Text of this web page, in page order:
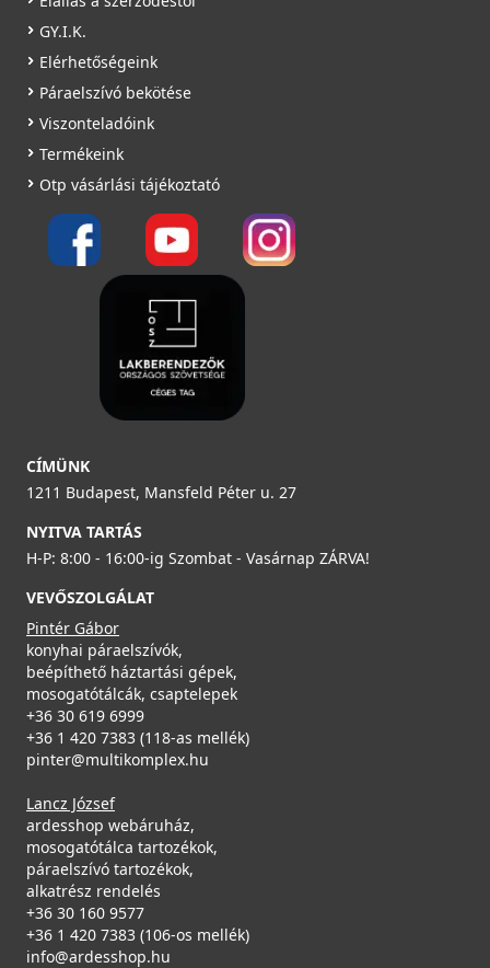
GY.I.K.
Elérhetőségeink
Páraelszívó bekötése
Viszonteladóink
Termékeink
Otp vásárlási tájékoztató
CÍMÜNK
1211 Budapest, Mansfeld Péter u. 27
NYITVA TARTÁS
H-P: 8:00 - 16:00-ig Szombat - Vasárnap ZÁRVA!
VEVŐSZOLGÁLAT
Pintér Gábor
konyhai páraelszívók,
beépíthető háztartási gépek,
mosogatótálcák, csaptelepek
+36 30 619 6999
+36 1 420 7383 (118-as mellék)
pinter@multikomplex.hu
Lancz József
ardesshop webáruház,
mosogatótálca tartozékok,
páraelszívó tartozékok,
alkatrész rendelés
+36 30 160 9577
+36 1 420 7383 (106-os mellék)
info@ardesshop.hu